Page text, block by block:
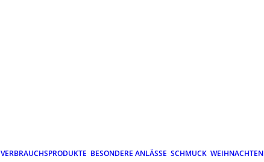
VERBRAUCHSPRODUKTE BESONDERE ANLÄSSE SCHMUCK WEIHNACHTEN